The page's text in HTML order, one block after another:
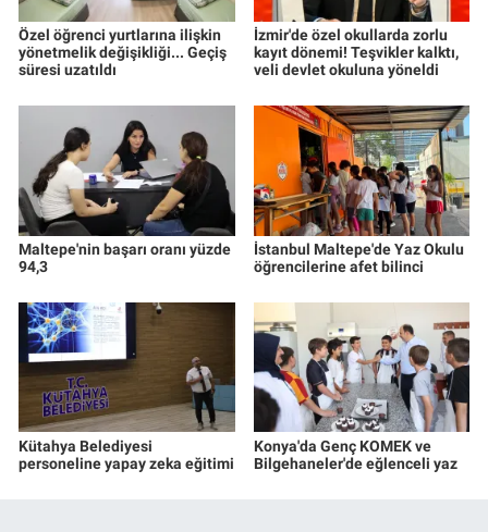
Özel öğrenci yurtlarına ilişkin
yönetmelik değişikliği... Geçiş
süresi uzatıldı
İzmir'de özel okullarda zorlu
kayıt dönemi! Teşvikler kalktı,
veli devlet okuluna yöneldi
Maltepe'nin başarı oranı yüzde
94,3
İstanbul Maltepe'de Yaz Okulu
öğrencilerine afet bilinci
Kütahya Belediyesi
personeline yapay zeka eğitimi
Konya'da Genç KOMEK ve
Bilgehaneler'de eğlenceli yaz